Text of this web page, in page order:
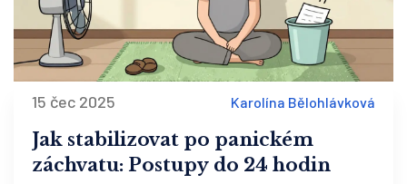
15 čec 2025 Karolína Bělohlávková
Jak stabilizovat po panickém
záchvatu: Postupy do 24 hodin